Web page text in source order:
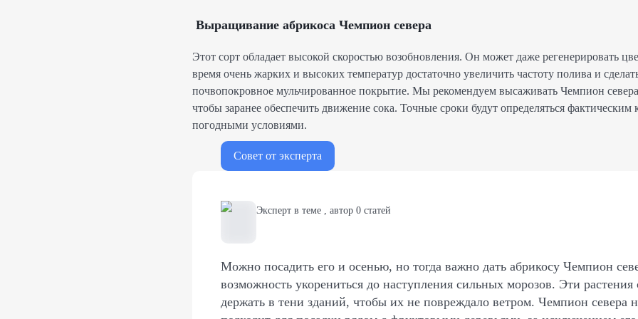
Выращивание абрикоса Чемпион севера
Этот сорт обладает высокой скоростью возобновления. Он может даже регенерировать
время очень жарких и высоких температур достаточно увеличить частоту полива и
почвопокровное мульчированное покрытие. Мы рекомендуем высаживать Чемпион
чтобы заранее обеспечить движение сока. Точные сроки будут определяться фактическим
погодными условиями.
Совет от эксперта
Эксперт в теме , автор 0 статей
Можно посадить его и осенью, но тогда важно дать абрикосу Чемпион
возможность укорениться до наступления сильных морозов. Эти растения
держать в тени зданий, чтобы их не повреждало ветром. Чемпион севера